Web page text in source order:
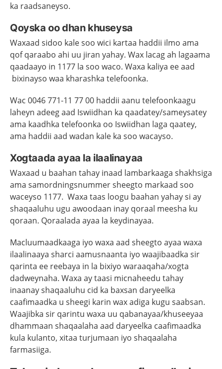
ka raadsaneyso.
Qoyska oo dhan khuseysa
Waxaad sidoo kale soo wici kartaa haddii ilmo ama
qof qaraabo ahi uu jiran yahay. Wax lacag ah lagaama
qaadaayo in 1177 la soo waco. Waxa kaliya ee aad
bixinayso waa kharashka telefoonka.
Wac 0046 771-11 77 00 haddii aanu telefoonkaagu
laheyn adeeg aad Iswiidhan ka qaadatey/sameysatey
ama kaadhka telefoonka oo Iswiidhan laga qaatey,
ama haddii aad wadan kale ka soo wacayso.
Xogtaada ayaa la ilaalinayaa
Waxaad u baahan tahay inaad lambarkaaga shakhsiga
ama samordningsnummer sheegto markaad soo
waceyso 1177. Waxa taas loogu baahan yahay si ay
shaqaaluhu ugu awoodaan inay qoraal meesha ku
qoraan. Qoraalada ayaa la keydinayaa.
Macluumaadkaaga iyo waxa aad sheegto ayaa waxa
ilaalinaaya sharci aamusnaanta iyo waajibaadka sir
qarinta ee reebaya in la bixiyo waraaqaha/xogta
dadweynaha. Waxa ay taasi micnaheedu tahay
inaanay shaqaaluhu cid ka baxsan daryeelka
caafimaadka u sheegi karin wax adiga kugu saabsan.
Waajibka sir qarintu waxa uu qabanayaa/khuseeyaa
dhammaan shaqaalaha aad daryeelka caafimaadka
kula kulanto, xitaa turjumaan iyo shaqaalaha
farmasiiga.